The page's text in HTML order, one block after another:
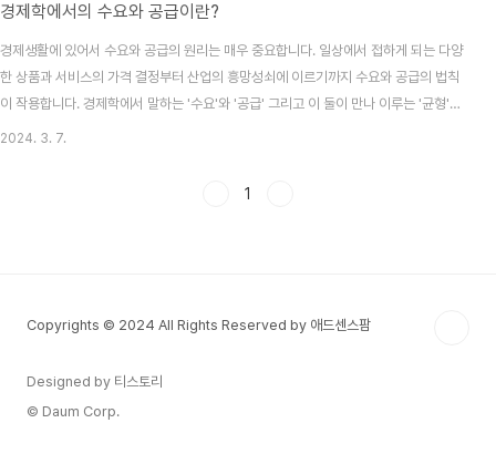
경제학에서의 수요와 공급이란?
경제생활에 있어서 수요와 공급의 원리는 매우 중요합니다. 일상에서 접하게 되는 다양
한 상품과 서비스의 가격 결정부터 산업의 흥망성쇠에 이르기까지 수요와 공급의 법칙
이 작용합니다. 경제학에서 말하는 '수요'와 '공급' 그리고 이 둘이 만나 이루는 '균형'에
대해 자세히 알아보겠습니다. 목차 1. 경제의 기본2. 공급의 정의 및 결정하는 요인에
분석 시장경제에서 소비자의 행동을 이해하는 데 있어 '수요(Demand)'는 중추적인 역
2024. 3. 7.
1
Copyrights © 2024 All Rights Reserved by 애드센스팜
Designed by 티스토리
© Daum Corp.